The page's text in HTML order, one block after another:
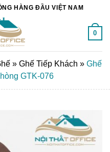
HÀNG ĐẦU VIỆT NAM
0
» Ghế Tiếp Khách » Ghế
GTK-076